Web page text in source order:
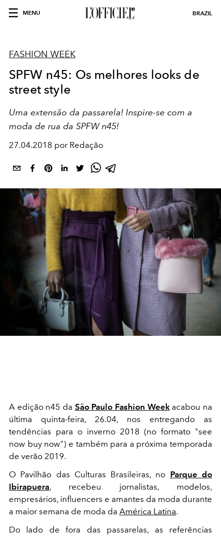
MENU BRAZIL
FASHION WEEK
SPFW n45: Os melhores looks de
street style
Uma extensão da passarela! Inspire-se com a
moda de rua da SPFW n45!
27.04.2018 por Redação
A edição n45 da São Paulo Fashion Weekacabou na
última quinta-feira, 26.04, nos entregando as
tendências para o inverno 2018 (no formato "see
now buy now") e também para a próxima temporada
de verão 2019.
O Pavilhão das Culturas Brasileiras, no Parque do
Ibirapuera, recebeu jornalistas, modelos,
empresários, influencers e amantes da moda durante
a maior semana de moda da América Latina.
Do lado de fora das passarelas, as referências